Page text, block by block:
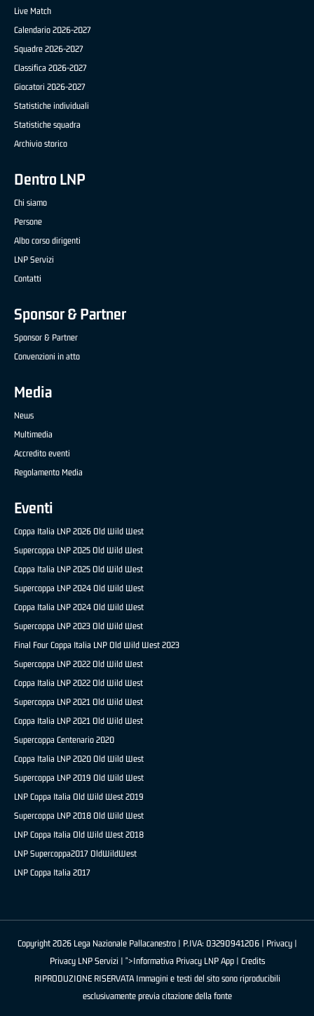
Live Match
Calendario 2026-2027
Squadre 2026-2027
Classifica 2026-2027
Giocatori 2026-2027
Statistiche individuali
Statistiche squadra
Archivio storico
Dentro LNP
Chi siamo
Persone
Albo corso dirigenti
LNP Servizi
Contatti
Sponsor & Partner
Sponsor & Partner
Convenzioni in atto
Media
News
Multimedia
Accredito eventi
Regolamento Media
Eventi
Coppa Italia LNP 2026 Old Wild West
Supercoppa LNP 2025 Old Wild West
Coppa Italia LNP 2025 Old Wild West
Supercoppa LNP 2024 Old Wild West
Coppa Italia LNP 2024 Old Wild West
Supercoppa LNP 2023 Old Wild West
Final Four Coppa Italia LNP Old Wild West 2023
Supercoppa LNP 2022 Old Wild West
Coppa Italia LNP 2022 Old Wild West
Supercoppa LNP 2021 Old Wild West
Coppa Italia LNP 2021 Old Wild West
Supercoppa Centenario 2020
Coppa Italia LNP 2020 Old Wild West
Supercoppa LNP 2019 Old Wild West
LNP Coppa Italia Old Wild West 2019
Supercoppa LNP 2018 Old Wild West
LNP Coppa Italia Old Wild West 2018
LNP Supercoppa2017 OldWildWest
LNP Coppa Italia 2017
Copyright 2026 Lega Nazionale Pallacanestro | P.IVA: 03290941206 | Privacy|
Privacy LNP Servizi | ">Informativa Privacy LNP App | Credits
RIPRODUZIONE RISERVATA Immagini e testi del sito sono riproducibili
esclusivamente previa citazione della fonte